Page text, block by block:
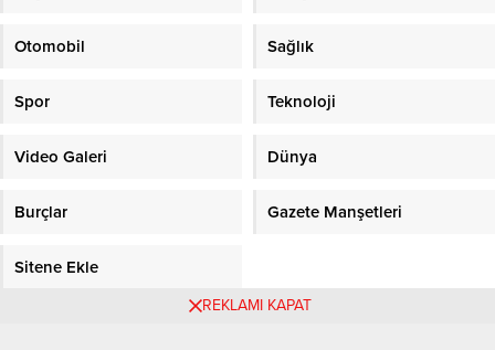
Otomobil Sağlık
Spor Teknoloji
Video Galeri Dünya
Burçlar Gazete Manşetleri
Sitene Ekle
REKLAMI KAPAT